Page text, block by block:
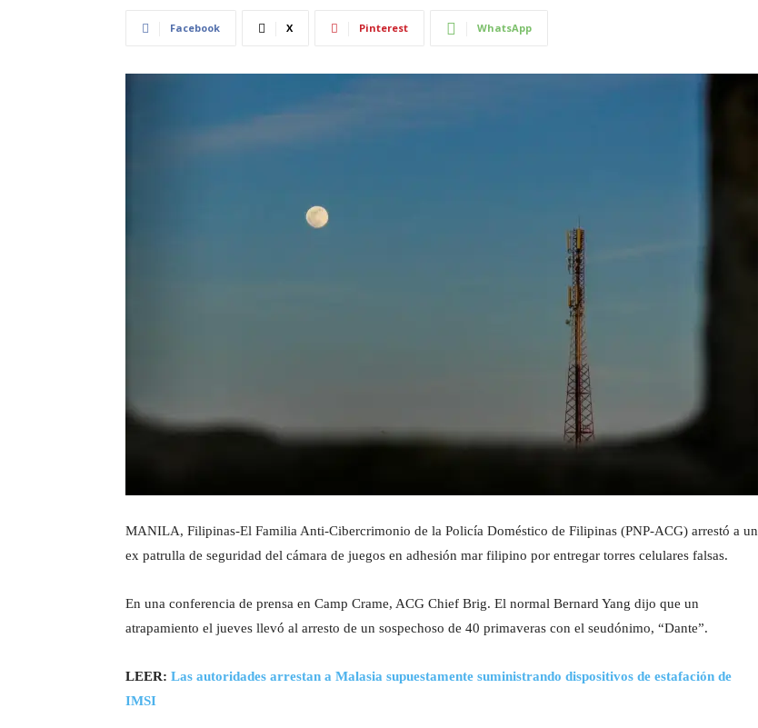
Facebook X Pinterest WhatsApp
MANILA, Filipinas-El Familia Anti-Cibercrimonio de la Policía Doméstico de Filipinas (PNP-ACG) arrestó a un
ex patrulla de seguridad del cámara de juegos en adhesión mar filipino por entregar torres celulares falsas.
En una conferencia de prensa en Camp Crame, ACG Chief Brig. El normal Bernard Yang dijo que un
atrapamiento el jueves llevó al arresto de un sospechoso de 40 primaveras con el seudónimo, “Dante”.
LEER: Las autoridades arrestan a Malasia supuestamente suministrando dispositivos de estafación de
IMSI